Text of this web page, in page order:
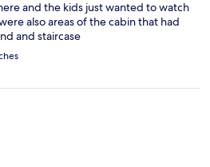
and the kids just wanted to watch
also areas of the cabin that had
and staircase